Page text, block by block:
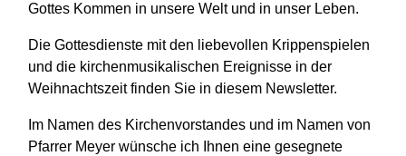
Gottes Kommen in unsere Welt und in unser Leben.
Die Gottesdienste mit den liebevollen Krippenspielen
und die kirchenmusikalischen Ereignisse in der
Weihnachtszeit finden Sie in diesem Newsletter.
Im Namen des Kirchenvorstandes und im Namen von
Pfarrer Meyer wünsche ich Ihnen eine gesegnete